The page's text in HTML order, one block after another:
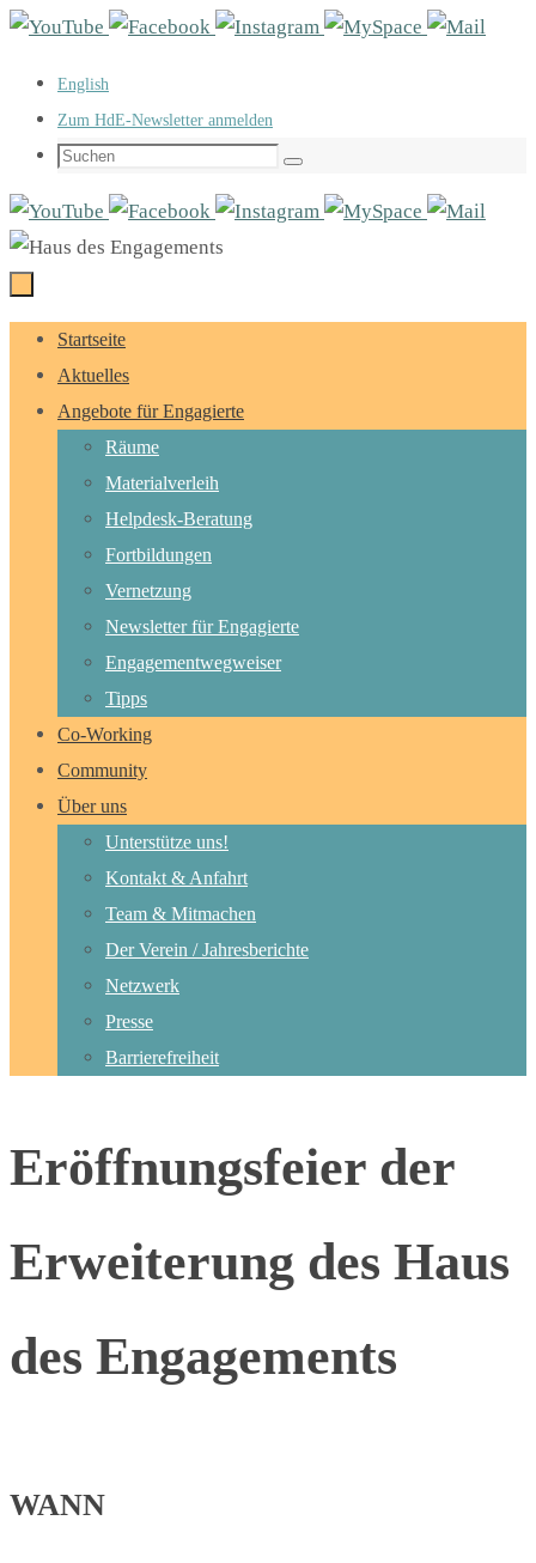
Zum
springen
English
Zum HdE-Newsletter anmelden
Suchen
Suchen
Zum
Inhalt
springen
Startseite
Aktuelles
Angebote für Engagierte
Räume
Materialverleih
Helpdesk-Beratung
Fortbildungen
Vernetzung
Newsletter für Engagierte
Engagementwegweiser
Tipps
Co-Working
Community
Über uns
Unterstütze uns!
Kontakt & Anfahrt
Team & Mitmachen
Der Verein / Jahresberichte
Netzwerk
Presse
Barrierefreiheit
Eröffnungsfeier der
Erweiterung des Haus
des Engagements
WANN